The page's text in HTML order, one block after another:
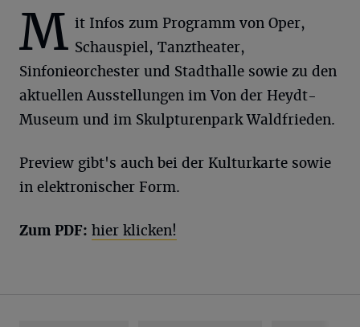
M it Infos zum Programm von Oper,
Schauspiel, Tanztheater,
Sinfonieorchester und Stadthalle sowie zu den
aktuellen Ausstellungen im Von der Heydt-
Museum und im Skulpturenpark Waldfrieden.
Preview gibt's auch bei der Kulturkarte sowie
in elektronischer Form.
Zum PDF: hier klicken!